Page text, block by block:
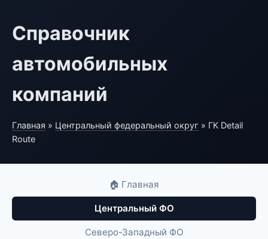
Справочник
автомобильных
компаний
Главная » Центральный федеральный округ » ГК Detail
Route
🏠 Главная
Центральный ФО
Северо-Западный ФО